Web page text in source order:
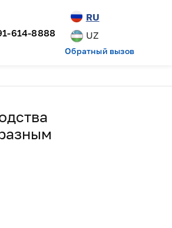
614-8888
RU
UZ
Обратный вызов